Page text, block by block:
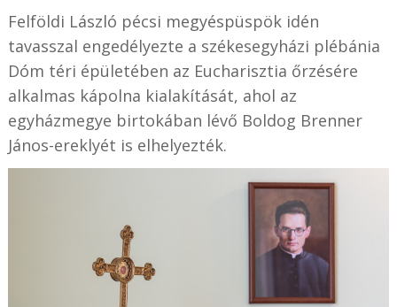
Felföldi László pécsi megyéspüspök idén
tavasszal engedélyezte a székesegyházi plébánia
Dóm téri épületében az Eucharisztia őrzésére
alkalmas kápolna kialakítását, ahol az
egyházmegye birtokában lévő Boldog Brenner
János-ereklyét is elhelyezték.